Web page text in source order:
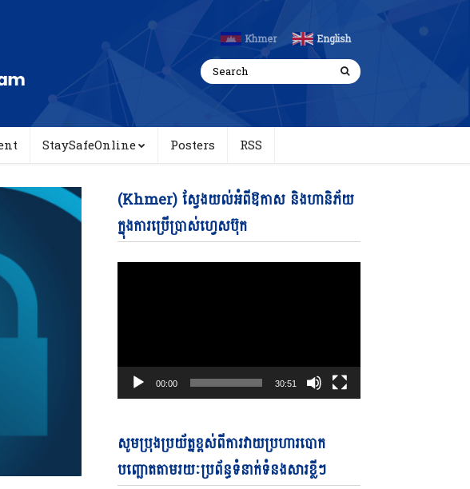
Khmer English
StaySafeOnline Posters RSS
(Khmer) ស្វែងយល់អំពីឱកាស និងហានិភ័យ
ក្នុងការប្រើប្រាស់ហ្វេសប៊ុក
00:00 30:51
សូមប្រុងប្រយ័ត្នខ្ពស់ពីការវាយប្រហារបោក
បញ្ឆោតតាមរយៈប្រព័ន្ធទំនាក់ទំនងសារខ្លីៗ